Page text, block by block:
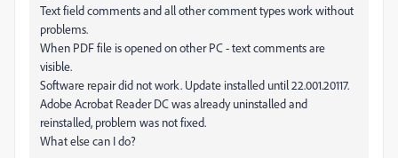
Text field comments and all other comment types work without
problems.
When PDF file is opened on other PC - text comments are
visible.
Software repair did not work. Update installed until 22.001.20117.
Adobe Acrobat Reader DC was already uninstalled and
reinstalled, problem was not fixed.
What else can I do?